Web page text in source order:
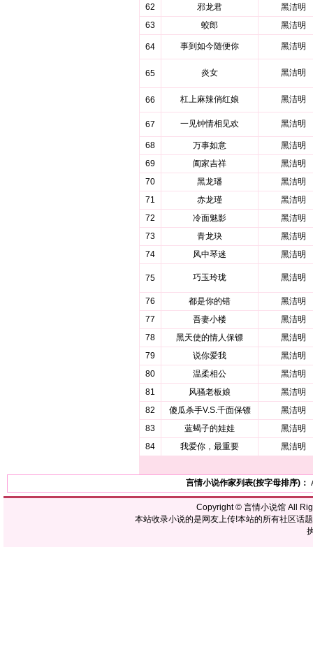
62 邪龙君
黑洁明
63
蛟郎 黑洁明
64 事到如今随便你 黑洁明
65 炎女 黑洁明
66 杠上麻辣俏红娘 黑洁明
67 一见钟情相见欢 黑洁明
68 万事如意
黑洁明
69
阖家吉祥
黑洁明
70
黑龙璠
黑洁明
71
赤龙瑾
黑洁明
72
冷面魅影
黑洁明
73
青龙玦
黑洁明
74
风中琴迷 黑洁明
75 巧玉玲珑 黑洁明
76 都是你的错
黑洁明
77
吾妻小楼
黑洁明
78
黑天使的情人保镖
黑洁明
79
说你爱我
黑洁明
80
温柔相公
黑洁明
81
风骚老板娘
黑洁明
82
傻瓜杀手V.S.千面保镖
黑洁明
83
蓝蝎子的娃娃
黑洁明
84
我爱你，最重要 黑洁明
言情小说作家列表(按字母排序)：
Copyright © 言情小说馆All
本站收录小说的是网友上传!本站的所有社区话